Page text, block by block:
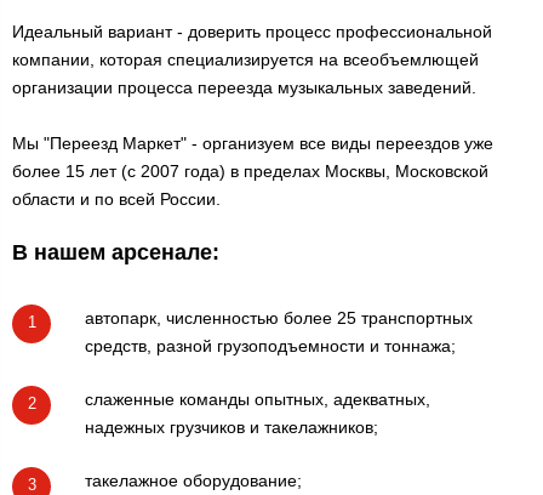
Идеальный вариант - доверить процесс профессиональной
компании, которая специализируется на всеобъемлющей
организации процесса переезда музыкальных заведений.
Мы "Переезд Маркет" - организуем все виды переездов уже
более 15 лет (с 2007 года) в пределах Москвы, Московской
области и по всей России.
В нашем арсенале:
1
автопарк, численностью более 25 транспортных
средств, разной грузоподъемности и тоннажа;
2
слаженные команды опытных, адекватных,
надежных грузчиков и такелажников;
3 такелажное оборудование;